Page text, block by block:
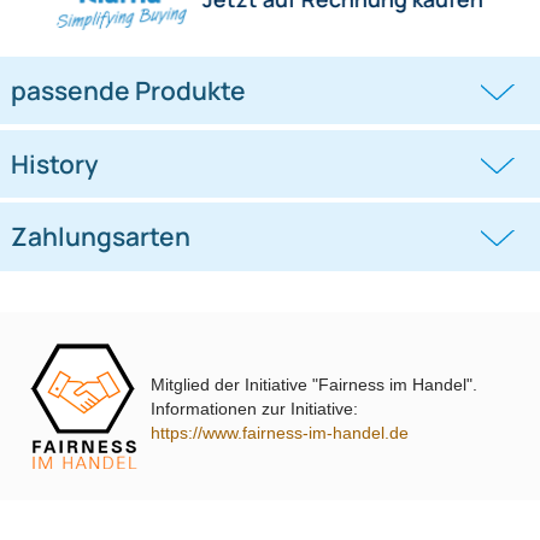
Hilfreiche Links
passende Produkte
Ähnliche Produkte anzeigen
Frage zum Artikel stellen
Jetzt auf Rechnung kaufen
passende Produkte
History
Mitglied der Initiative "Fairness im Handel".
Informationen zur Initiative:
https://www.fairness-im-handel.de